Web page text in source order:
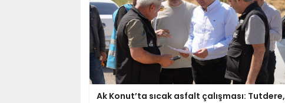
Ak Konut’ta sıcak asfalt çalışması: Tutdere,